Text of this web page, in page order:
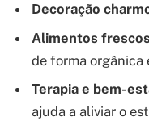
Decoração
Alimentos
de forma orgânica
Terapia e bem-
ajuda a aliviar o